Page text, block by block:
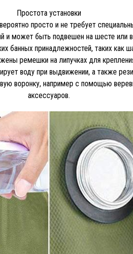
Простота установки
просто и не требует
и может быть подвешен на шесте или
банных принадлежностей, таких как
ремешки на липучках для
воду при выдвижении, а также
воронку, например с помощью
аксессуаров.